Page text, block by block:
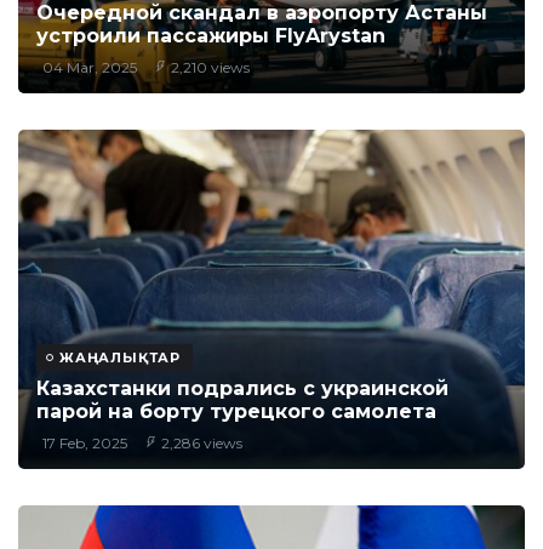
Очередной скандал в аэропорту Астаны
устроили пассажиры FlyArystan
04 Mar, 2025 2,210 views
ЖАҢАЛЫҚТАР
Казахстанки подрались с украинской
парой на борту турецкого самолета
17 Feb, 2025 2,286 views